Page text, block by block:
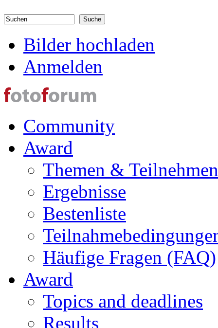
Suchformular
Bilder hochladen
Anmelden
Community
Award
Themen & Teilnehmen
Ergebnisse
Bestenliste
Häufige Fragen (FAQ)
Award
Topics and deadlines
Results